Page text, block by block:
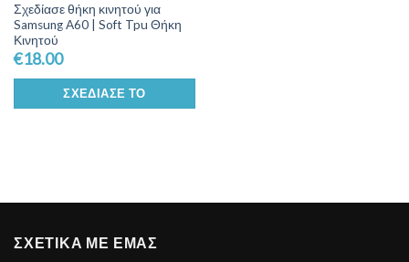
Σχεδίασε θήκη κινητού για
Samsung A60 | Soft Tpu Θήκη
Κινητού
€18.00
ΣΧΕΔΊΑΣΕ ΤΟ
ΣΧΕΤΙΚΑ ΜΕ ΕΜΑΣ